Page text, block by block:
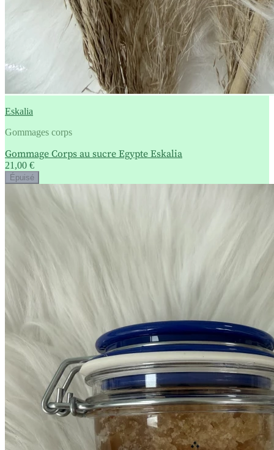
Eskalia
Gommages corps
Gommage Corps au sucre Egypte Eskalia
21,00 €
Épuisé